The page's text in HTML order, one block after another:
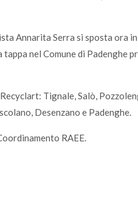
Annarita Serra si sposta ora in
nel Comune di Padenghe
Tignale, Salò,
Desenzano e Padenghe.
RAEE.